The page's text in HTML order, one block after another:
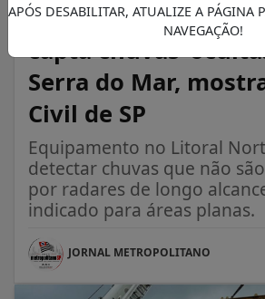
Radar instalado em
capta chuvas
Serra do Mar,
Civil de SP
Equipamento no Litoral
detectar chuvas que não
por radares de longo
indicado para áreas planas.
JORNAL METROPOLITANO
APÓS DESABILITAR, ATUALIZE A PÁGINA
NAVEGAÇÃO!